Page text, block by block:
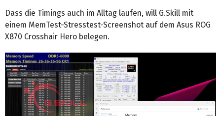
Dass die Timings auch im Alltag laufen, will G.Skill mit
einem MemTest-Stresstest-Screenshot auf dem Asus ROG
X870 Crosshair Hero belegen.